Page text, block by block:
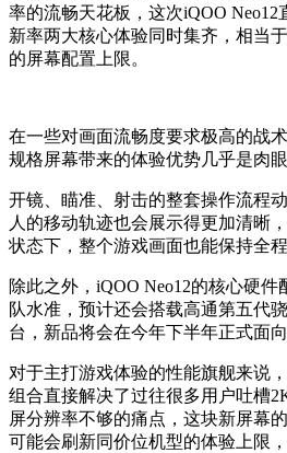
率的流畅天花板，这次iQOO Neo12
新率两大核心体验同时集齐，相当
的屏幕配置上限。
在一些对画面流畅度要求极高的战
规格屏幕带来的体验优势几乎是肉眼
开镜、瞄准、射击的整套操作流程
人的移动轨迹也会展示得更加清晰
状态下，整个游戏画面也能保持全程
除此之外，iQOO Neo12的核心硬
队水准，预计还会搭载高通第五代
台，新品将会在今年下半年正式面向
对于主打游戏体验的性能旗舰来说
组合直接解决了过往很多用户吐槽
屏分辨率不够的痛点，这块新屏幕
可能会刷新同价位机型的体验上限